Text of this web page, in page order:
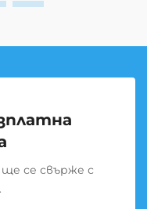
се свърже с